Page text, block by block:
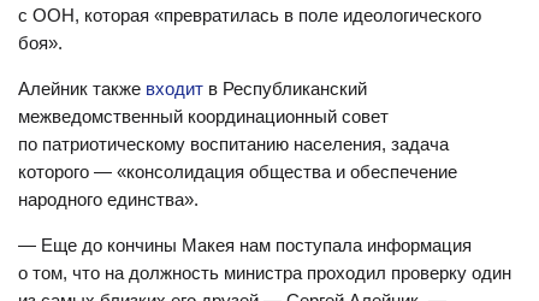
с ООН, которая «превратилась в поле идеологического
боя».
Алейник также входит в Республиканский
межведомственный координационный совет
по патриотическому воспитанию населения, задача
которого — «консолидация общества и обеспечение
народного единства».
— Еще до кончины Макея нам поступала информация
о том, что на должность министра проходил проверку один